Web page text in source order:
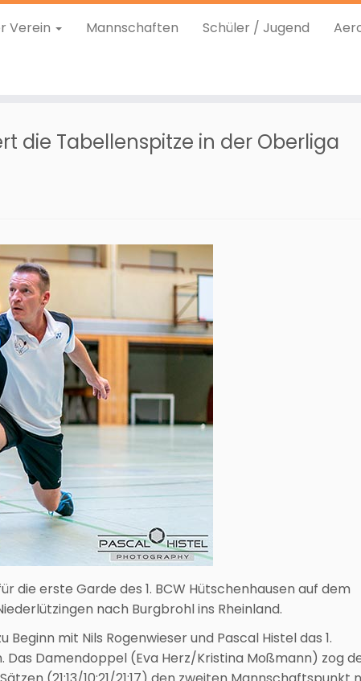
Verein Mannschaften Schüler / Jugend
die Tabellenspitze in der Oberliga
die erste Garde des 1. BCW Hütschenhausen auf dem
nach Burgbrohl ins Rheinland.
mit Nils Rogenwieser und Pascal Histel das 1.
Das Damendoppel (Eva Herz/Kristina Moßmann) zog